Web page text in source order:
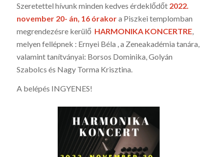
Szeretettel hívunk minden kedves érdeklődőt 2022.
november 20- án, 16 órakora Piszkei templomban
megrendezésre kerülő HARMONIKA KONCERTRE,
melyen fellépnek : Ernyei Béla , a Zeneakadémia tanára,
valamint tanítványai: Borsos Dominika, Golyán
Szabolcs és Nagy Torma Krisztina.
A belépés INGYENES!